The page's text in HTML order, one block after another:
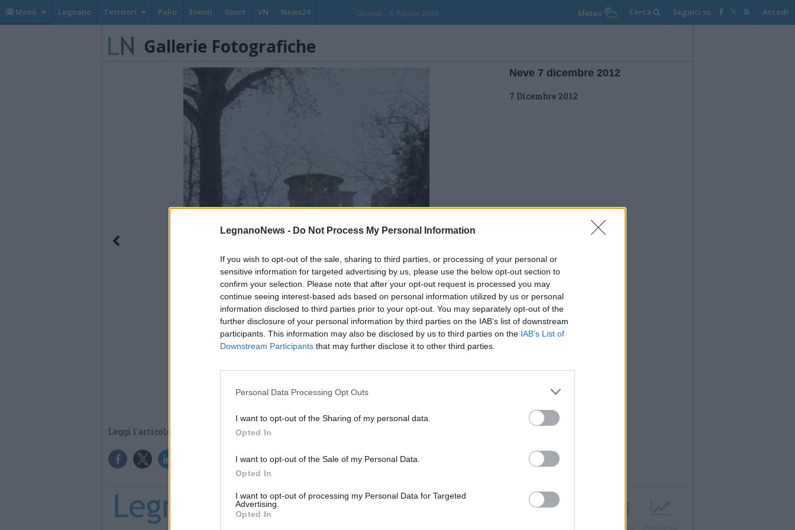
LegnanoNews - Do Not Process My Personal Information
If you wish to opt-out of the sale, sharing to third parties, or processing of your personal or
sensitive information for targeted advertising by us, please use the below opt-out section to
confirm your selection. Please note that after your opt-out request is processed you may
continue seeing interest-based ads based on personal information utilized by us or personal
information disclosed to third parties prior to your opt-out. You may separately opt-out of the
further disclosure of your personal information by third parties on the IAB’s list of downstream
participants. This information may also be disclosed by us to third parties on the IAB’s List of
Downstream Participants that may further disclose it to other third parties.
Personal Data Processing Opt Outs
I want to opt-out of the Sharing of my personal data.
Opted In
I want to opt-out of the Sale of my Personal Data.
Opted In
I want to opt-out of processing my Personal Data for Targeted
Advertising.
Opted In
Menù Legnano Territori Palio Eventi Sport VN News24 Giovedi , 6 Agosto 2026 Meteo Cerca Seguici su Accedi
Gallerie Fotografiche
2 di 8
Leggi l'articolo:
LA PRIMA NEVE NON HA CREATO DISAGI
Neve 7 dicembre 2012
7 Dicembre 2012